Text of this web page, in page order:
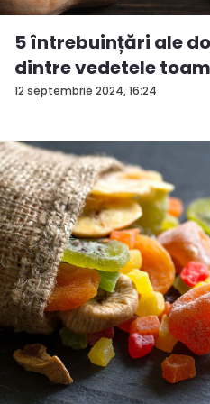
12 septembrie 2024, 16:24
5 întrebuințări ale
dintre vedetele